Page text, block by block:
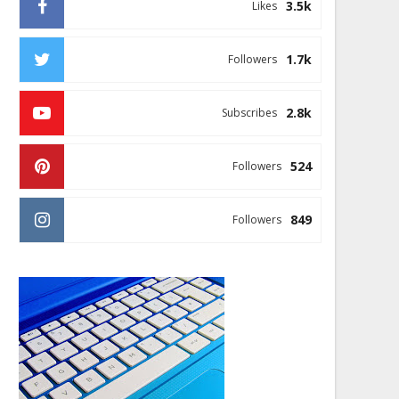
3.5k
Likes
1.7k
Followers
2.8k
Subscribes
524
Followers
849
Followers